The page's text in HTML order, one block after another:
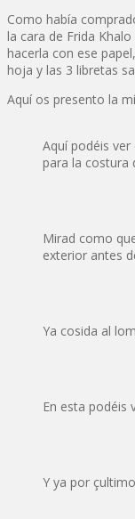
Como había
la cara de Frida
hacerla con ese
hoja y las 3 libretas
Aquí os presento la
Aquí podéis
para la costura
Mirad como
exterior antes
Ya cosida al
En esta podéis
Y ya por